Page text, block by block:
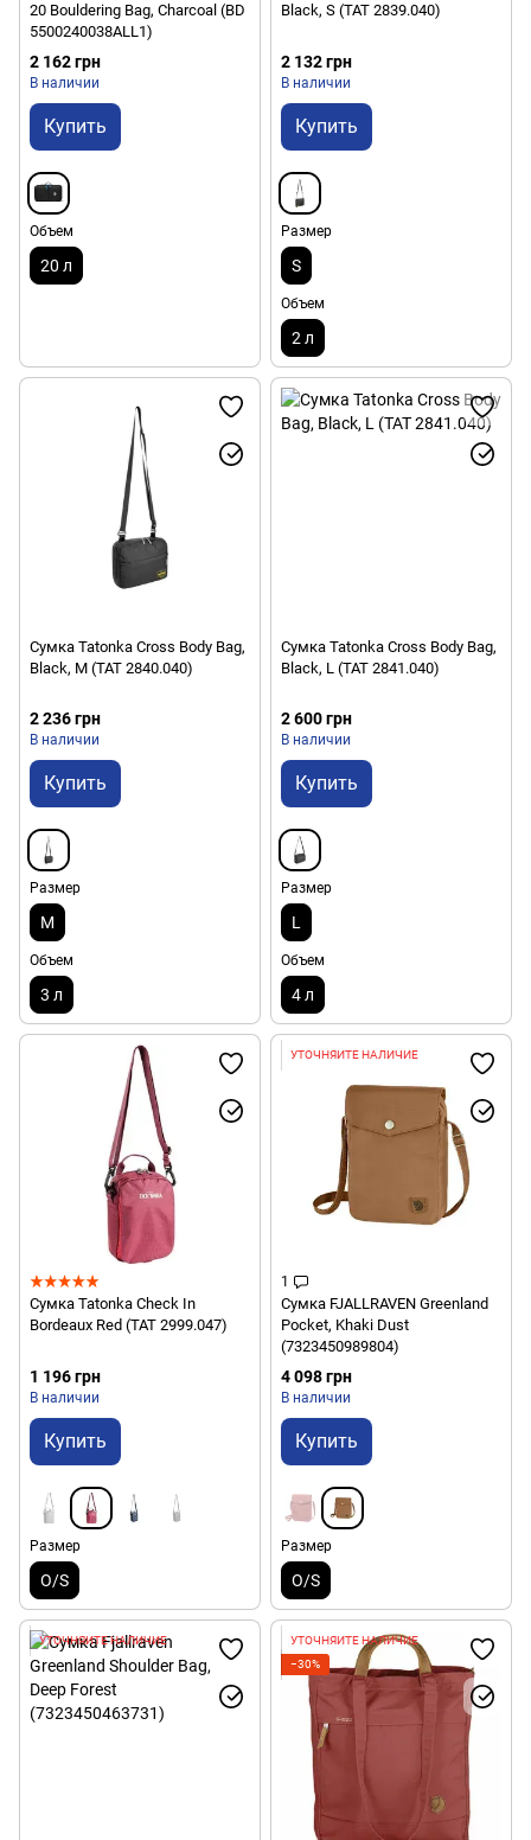
20 Bouldering Bag, Charcoal (BD
5500240038ALL1)
2 162 грн
В наличии
Купить
Объем
20 л
Black, S (TAT 2839.040)
2 132 грн
В наличии
Купить
Размер
S
Объем
2 л
Сумка Tatonka Cross Body Bag,
Black, M (TAT 2840.040)
2 236 грн
В наличии
Купить
Размер
M
Объем
3 л
Сумка Tatonka Cross Body Bag,
Black, L (TAT 2841.040)
2 600 грн
В наличии
Купить
Размер
L
Объем
4 л
Сумка Tatonka Check In
Bordeaux Red (TAT 2999.047)
1 196 грн
В наличии
Купить
Размер
O/S
УТОЧНЯЙТЕ НАЛИЧИЕ
1
Сумка FJALLRAVEN Greenland
Pocket, Khaki Dust
(7323450989804)
4 098 грн
В наличии
Купить
Размер
O/S
УТОЧНЯЙТЕ НАЛИЧИЕ
УТОЧНЯЙТЕ НАЛИЧИЕ
−30%